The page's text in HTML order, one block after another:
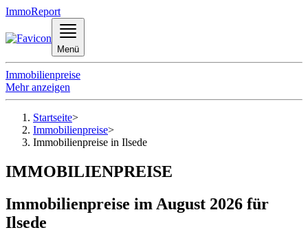
ImmoReport
Menü
Immobilienpreise
Mehr anzeigen
Startseite>
Immobilienpreise>
Immobilienpreise in Ilsede
IMMOBILIENPREISE
Immobilienpreise im August 2026 für
Ilsede